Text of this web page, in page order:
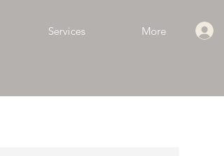
Services More